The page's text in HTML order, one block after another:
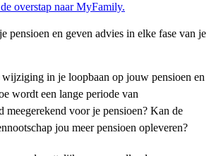
overstap naar MyFamily.
pensioen en geven advies in elke fase van je
in je loopbaan op jouw pensioen en
wordt een lange periode van
meegerekend voor je pensioen? Kan de
jou meer pensioen opleveren?